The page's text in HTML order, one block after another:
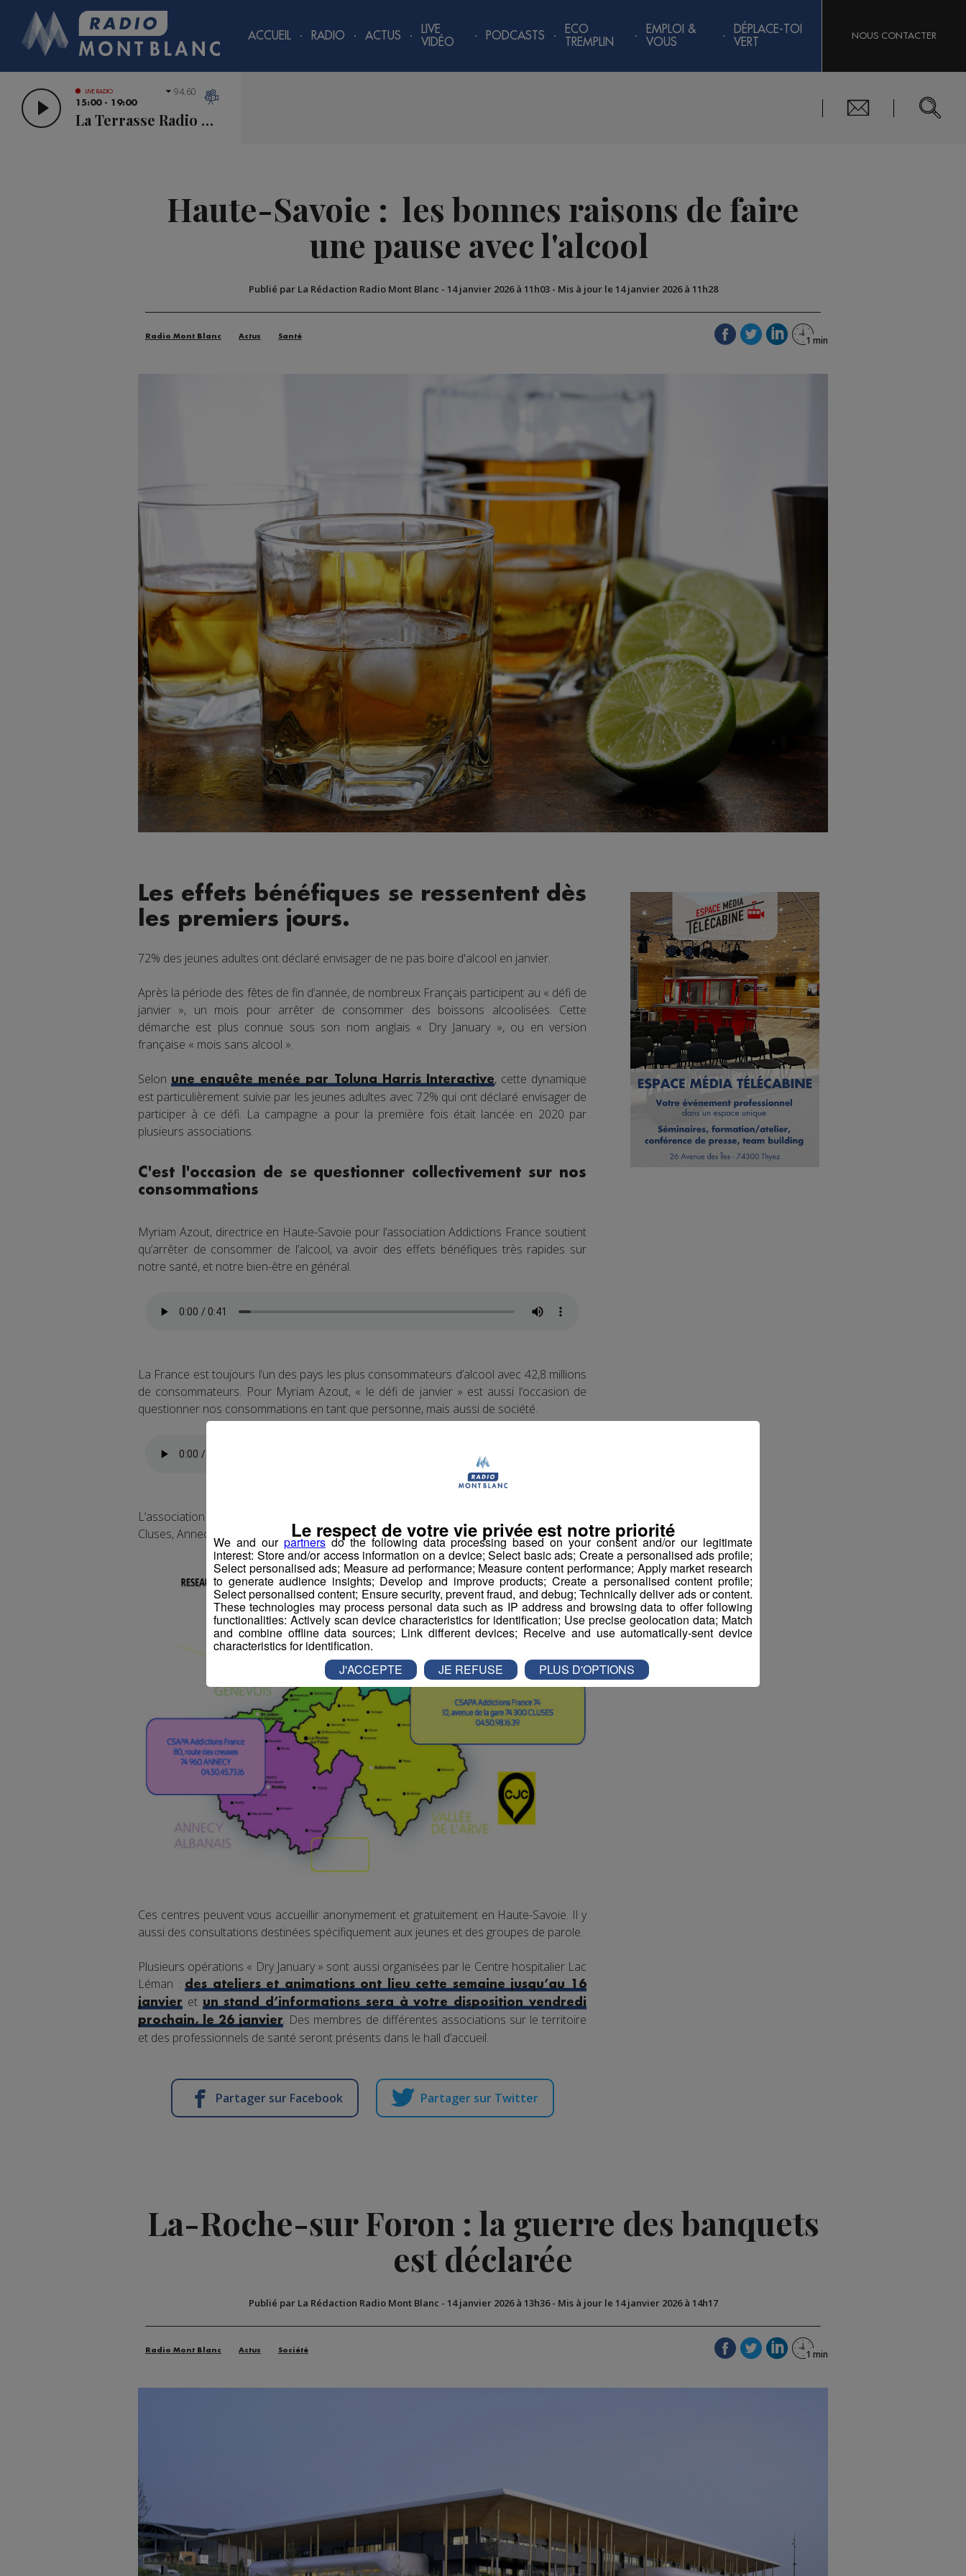
ACCUEIL RADIO ACTUS
LIVE
VIDÉO
PODCASTS
ECO
TREMPLIN
EMPLOI &
VOUS
DÉPLACE-TOI
VERT
NOUS CONTACTER
LIVE RADIO
15:00 - 19:00
La Terrasse Radio Mont Blanc
94.60
Haute-Savoie : les bonnes raisons de faire
une pause avec l'alcool
Publié par La Rédaction Radio Mont Blanc - 14 janvier 2026 à 11h03- Mis à jour le 14 janvier 2026 à 11h28
Radio Mont Blanc Actus Santé
Les effets bénéfiques se ressentent dès
les premiers jours.
72% des jeunes adultes ont déclaré envisager de ne pas boire d'alcool en janvier.
Après la période des fêtes de fin d’année, de nombreux Français participent au « défi de
janvier », un mois pour arrêter de consommer des boissons alcoolisées. Cette
démarche est plus connue sous son nom anglais « Dry January », ou en version
française « mois sans alcool ».
Selonune enquête menée par Toluna Harris Interactive, cette dynamique
est particulièrement suivie par les jeunes adultes avec 72% qui ont déclaré envisager de
participer à ce défi. La campagne a pour la première fois était lancée en 2020 par
plusieurs associations.
C'est l'occasion de se questionner collectivement sur nos
consommations
Myriam Azout, directrice en Haute-Savoie pour l’association Addictions France soutient
qu’arrêter de consommer de l’alcool, va avoir des effets bénéfiques très rapides sur
notre santé, et notre bien-être en général.
La France est toujours l’un des pays les plus consommateurs d’alcool avec 42,8 millions
de consommateurs. Pour Myriam Azout, « le défi de janvier » est aussi l’occasion de
questionner nos consommations en tant que personne, mais aussi de société.
L’association Addictions France dispose de plusieurs antennes en Haute-Savoie, à
Cluses, Annecy ou encore Thonon-les-Bains :
Ces centres peuvent vous accueillir anonymement et gratuitement en Haute-Savoie. Il y
aussi des consultations destinées spécifiquement aux jeunes et des groupes de parole.
Plusieurs opérations « Dry January » sont aussi organisées par le Centre hospitalier Lac
Léman :des ateliers et animations ont lieu cette semaine jusqu’au 16
janvier et un stand d’informations sera à votre disposition vendredi
prochain, le 26 janvier. Des membres de différentes associations sur le territoire
et des professionnels de santé seront présents dans le hall d’accueil.
Partager sur Facebook Partager sur Twitter
La-Roche-sur Foron : la guerre des banquets
est déclarée
Publié par La Rédaction Radio Mont Blanc - 14 janvier 2026 à 13h36- Mis à jour le 14 janvier 2026 à 14h17
Radio Mont Blanc Actus Société
We and our partnersdo the following data processing based on your consent and/or our legitimate
interest: Store and/or access information on a device; Select basic ads; Create a personalised ads profile;
Select personalised ads; Measure ad performance; Measure content performance; Apply market research
to generate audience insights; Develop and improve products; Create a personalised content profile;
Select personalised content; Ensure security, prevent fraud, and debug; Technically deliver ads or content.
These technologies may process personal data such as IP address and browsing data to offer following
functionalities: Actively scan device characteristics for identification; Use precise geolocation data; Match
and combine offline data sources; Link different devices; Receive and use automatically-sent device
characteristics for identification.
Le respect de votre vie privée est notre priorité
J'ACCEPTE JE REFUSE PLUS D'OPTIONS